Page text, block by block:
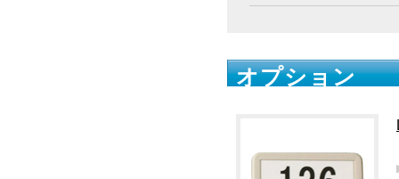
オプション